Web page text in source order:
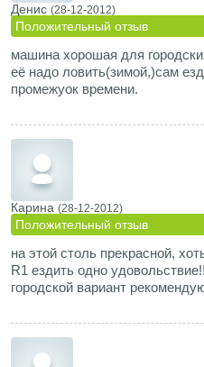
Денис (28-12-2012)
Положительный отзыв
машина хорошая для
её надо ловить(зимой,)сам
промежуок времени.
Карина (28-12-2012)
Положительный отзыв
на этой столь прекрасной,
R1 ездить одно
городской вариант